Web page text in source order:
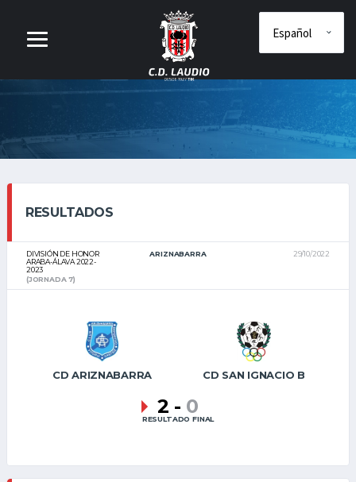
RESULTADOS
DIVISIÓN DE HONOR
ARABA-ÁLAVA 2022-
2023
ARIZNABARRA 29/10/2022
(JORNADA 7)
CD ARIZNABARRA CD SAN IGNACIO B
2 - 0
RESULTADO FINAL